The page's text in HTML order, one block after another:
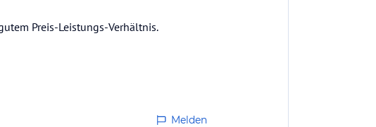
Preis-Leistungs-Verhältnis.
Melden